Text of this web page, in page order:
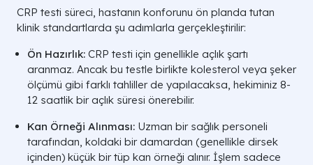
CRP testi süreci, hastanın konforunu ön planda tutan
klinik standartlarda şu adımlarla gerçekleştirilir:
Ön Hazırlık: CRP testi için genellikle açlık şartı
aranmaz. Ancak bu testle birlikte kolesterol veya şeker
ölçümü gibi farklı tahliller de yapılacaksa, hekiminiz 8-
12 saatlik bir açlık süresi önerebilir.
Kan Örneği Alınması: Uzman bir sağlık personeli
tarafından, koldaki bir damardan (genellikle dirsek
içinden) küçük bir tüp kan örneği alınır. İşlem sadece